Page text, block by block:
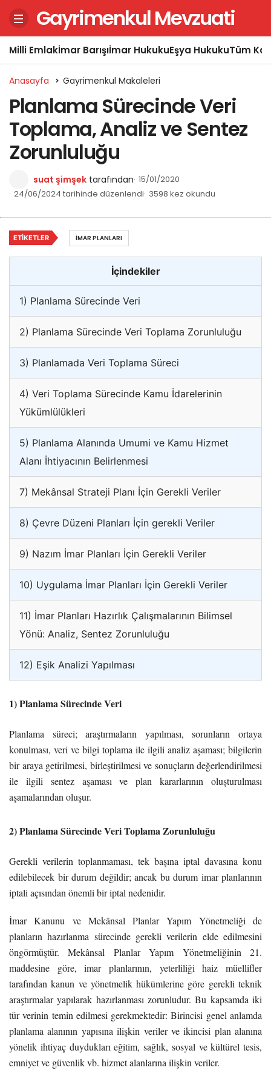
Gayrimenkul Mevzuati
Milli Emlakİmar Barışıİmar HukukuEşya HukukuTüm
Anasayfa Gayrimenkul Makaleleri
Planlama Sürecinde Veri
Toplama, Analiz ve Sentez
Zorunluluğu
suat şimşek tarafından 15/01/2020
24/06/2024 tarihinde düzenlendi 3598 kez okundu
İçindekiler
1) Planlama Sürecinde Veri
2) Planlama Sürecinde Veri Toplama Zorunluluğu
3) Planlamada Veri Toplama Süreci
4) Veri Toplama Sürecinde Kamu İdarelerinin
Yükümlülükleri
5) Planlama Alanında Umumi ve Kamu Hizmet
Alanı İhtiyacının Belirlenmesi
7) Mekânsal Strateji Planı İçin Gerekli Veriler
8) Çevre Düzeni Planları İçin gerekli Veriler
9) Nazım İmar Planları İçin Gerekli Veriler
10) Uygulama İmar Planları İçin Gerekli Veriler
11) İmar Planları Hazırlık Çalışmalarının Bilimsel
Yönü: Analiz, Sentez Zorunluluğu
12) Eşik Analizi Yapılması
1) Planlama Sürecinde Veri
Planlama süreci; araştırmaların yapılması, sorunların ortaya
konulması, veri ve bilgi toplama ile ilgili analiz aşaması; bilgilerin
bir araya getirilmesi, birleştirilmesi ve sonuçların değerlendirilmesi
ile ilgili sentez aşaması ve plan kararlarının oluşturulması
aşamalarından oluşur.
2) Planlama Sürecinde Veri Toplama Zorunluluğu
Gerekli verilerin toplanmaması, tek başına iptal davasına konu
edilebilecek bir durum değildir; ancak bu durum imar planlarının
iptali açısından önemli bir iptal nedenidir.
İmar Kanunu ve Mekânsal Planlar Yapım Yönetmeliği de
planların hazırlanma sürecinde gerekli verilerin elde edilmesini
öngörmüştür. Mekânsal Planlar Yapım Yönetmeliğinin 21.
maddesine göre, imar planlarının, yeterliliği haiz müellifler
tarafından kanun ve yönetmelik hükümlerine göre gerekli teknik
araştırmalar yapılarak hazırlanması zorunludur. Bu kapsamda iki
tür verinin temin edilmesi gerekmektedir: Birincisi genel anlamda
planlama alanının yapısına ilişkin veriler ve ikincisi plan alanına
yönelik ihtiyaç duydukları eğitim, sağlık, sosyal ve kültürel tesis,
emniyet ve güvenlik vb. hizmet alanlarına ilişkin veriler.
ETIKETLER İMAR PLANLARI